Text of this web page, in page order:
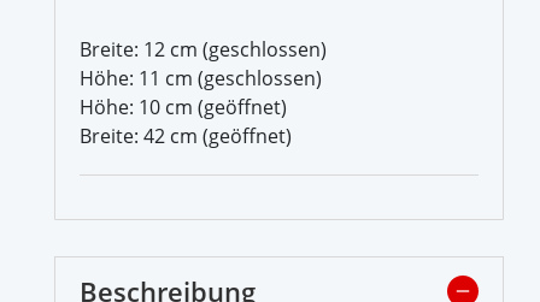
Breite: 12 cm (geschlossen)
Höhe: 11 cm (geschlossen)
Höhe: 10 cm (geöffnet)
Breite: 42 cm (geöffnet)
Beschreibung